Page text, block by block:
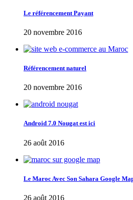
Le référencement Payant
20 novembre 2016
Référencement naturel
20 novembre 2016
Android 7.0 Nougat est ici
26 août 2016
Le Maroc Avec Son Sahara Google
26 août 2016